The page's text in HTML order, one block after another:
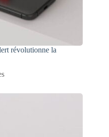
révolutionne la